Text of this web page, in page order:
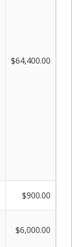
$64,400.00
$900.00
$6,000.00